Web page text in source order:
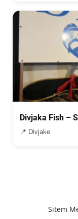
Divjaka Fish –
📍 Divjake
Sitem